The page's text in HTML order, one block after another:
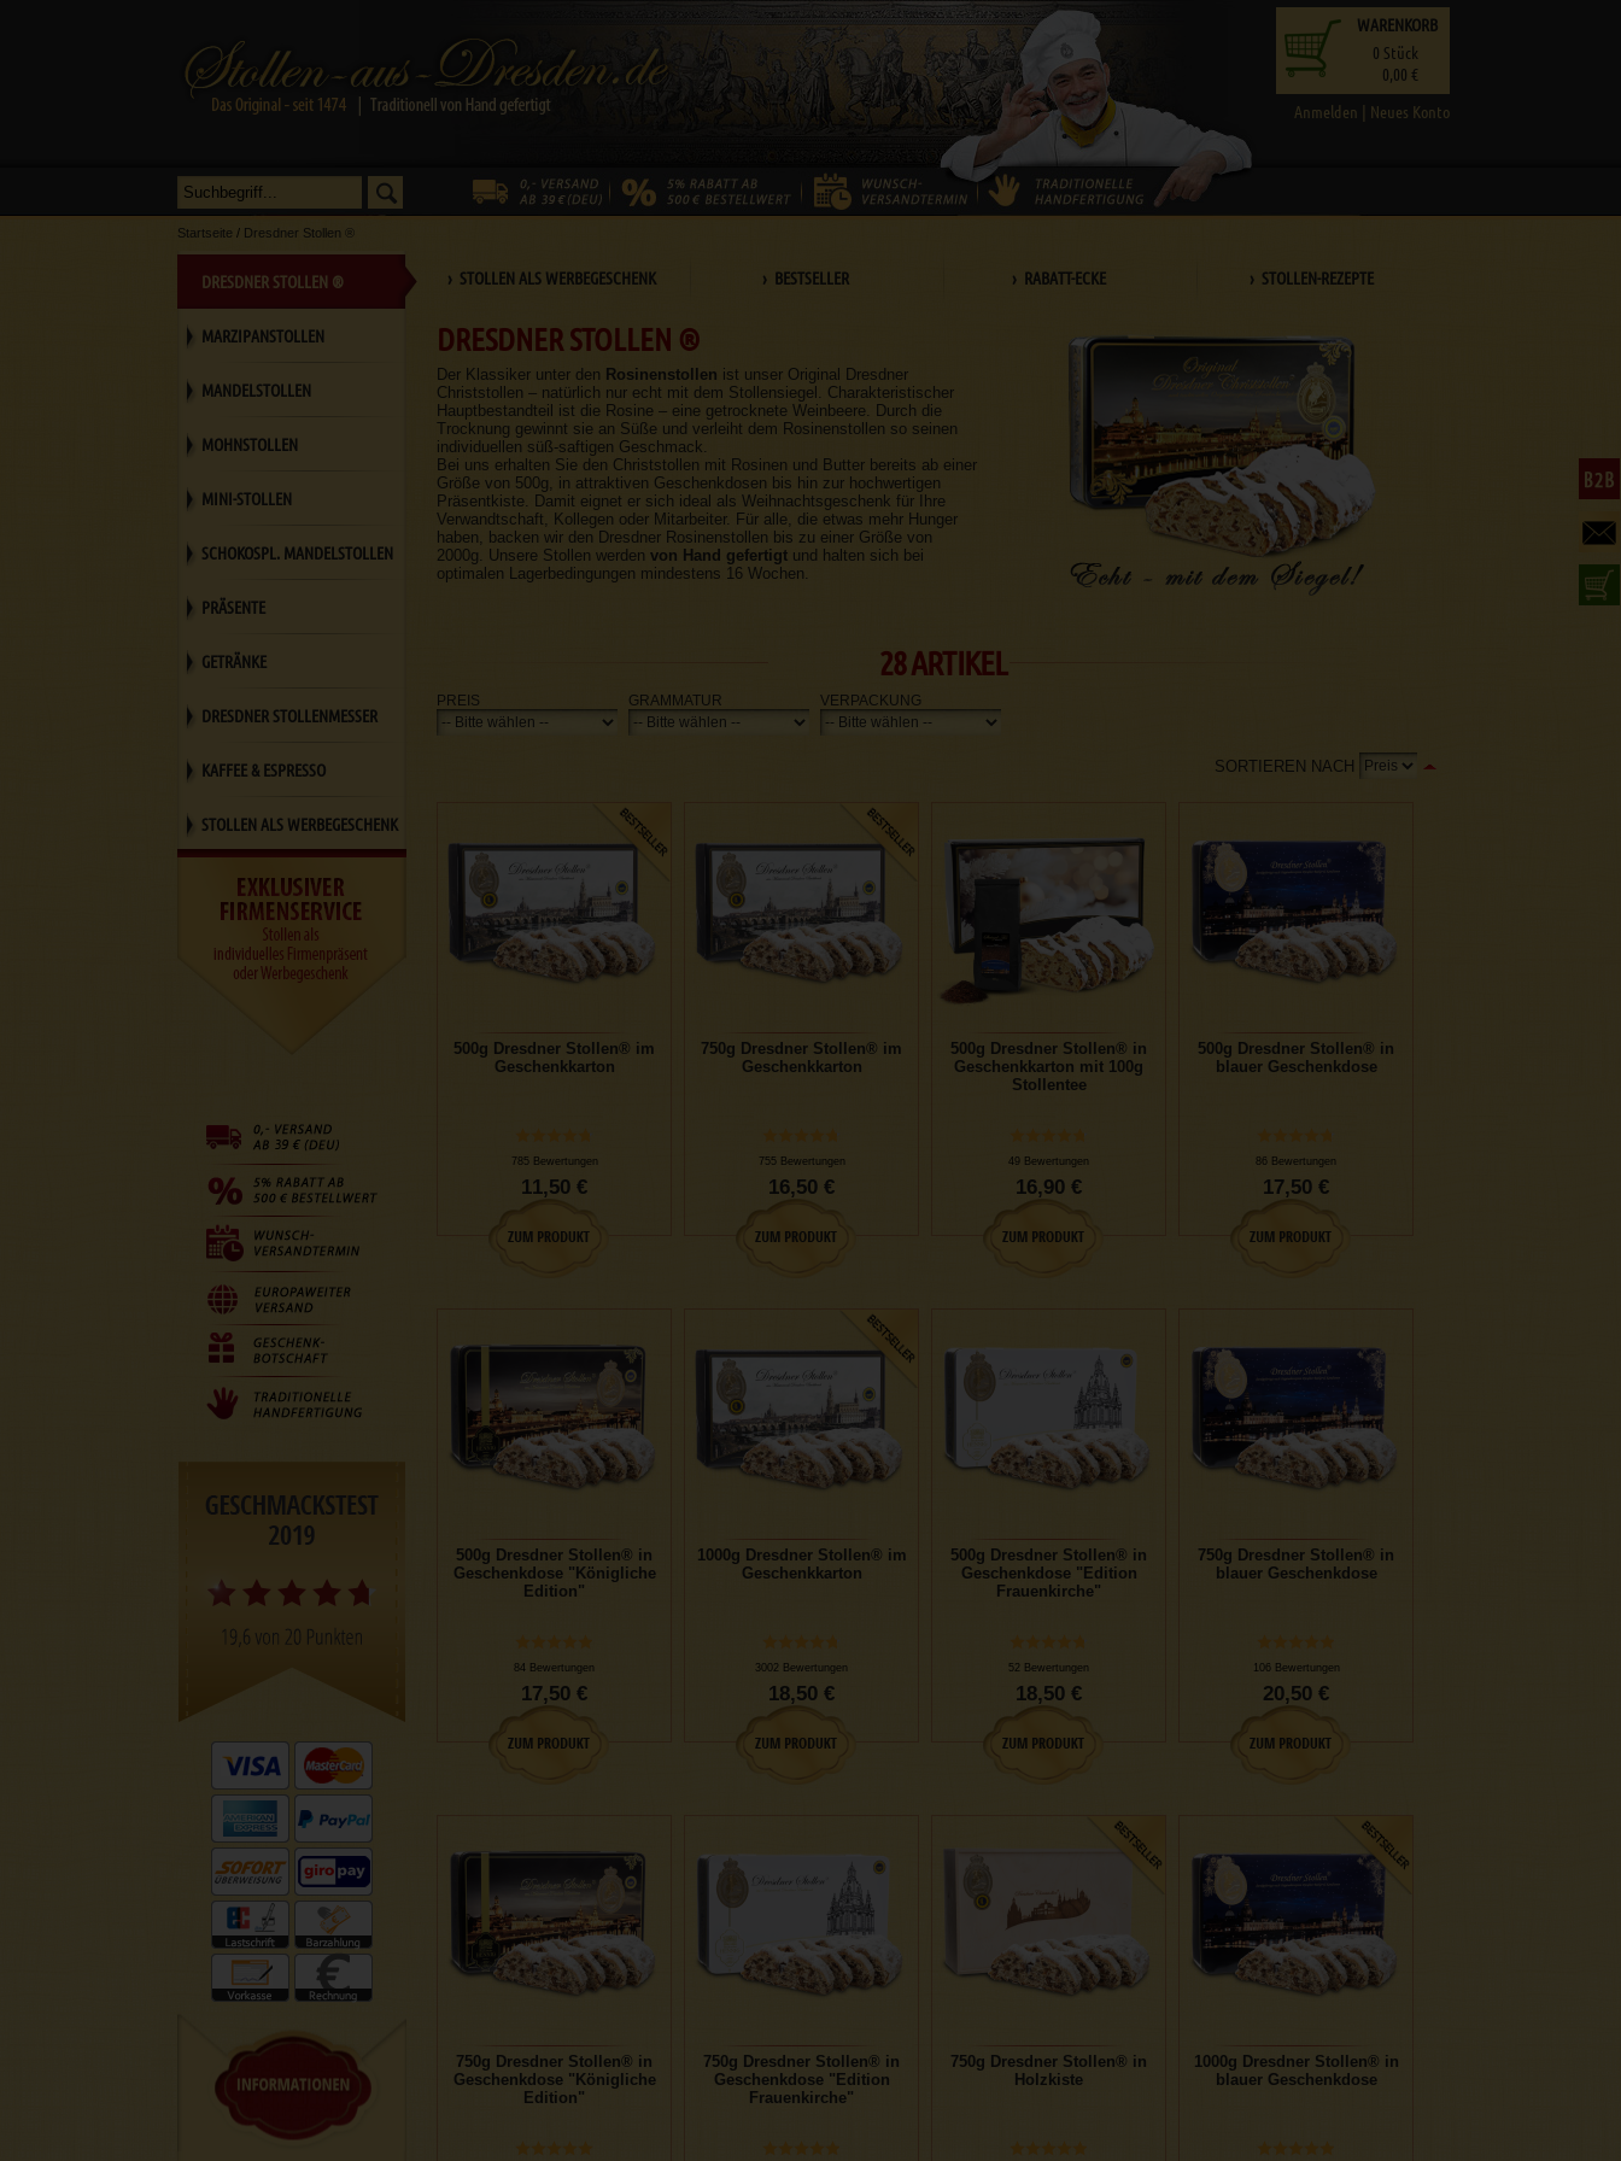
Anmelden | Neues Konto
WARENKORB
0 Stück
0,00 €
Startseite / Dresdner Stollen ®
› STOLLEN ALS WERBEGESCHENK › BESTSELLER › RABATT-ECKE › STOLLEN-REZEPTE
DRESDNER STOLLEN ®
Der Klassiker unter den Rosinenstollen ist unser Original Dresdner
Christstollen – natürlich nur echt mit dem Stollensiegel. Charakteristischer
Hauptbestandteil ist die Rosine – eine getrocknete Weinbeere. Durch die
Trocknung gewinnt sie an Süße und verleiht dem Rosinenstollen so seinen
individuellen süß-saftigen Geschmack.
Bei uns erhalten Sie den Christstollen mit Rosinen und Butter bereits ab einer
Größe von 500g, in attraktiven Geschenkdosen bis hin zur hochwertigen
Präsentkiste. Damit eignet er sich ideal als Weihnachtsgeschenk für Ihre
Verwandtschaft, Kollegen oder Mitarbeiter. Für alle, die etwas mehr Hunger
haben, backen wir den Dresdner Rosinenstollen bis zu einer Größe von
2000g. Unsere Stollen werden von Hand gefertigt und halten sich bei
optimalen Lagerbedingungen mindestens 16 Wochen.
28 ARTIKEL
PREIS GRAMMATUR VERPACKUNG
SORTIEREN NACH
500g Dresdner Stollen® im
Geschenkkarton
785 Bewertungen
11,50 €
750g Dresdner Stollen® im
Geschenkkarton
755 Bewertungen
16,50 €
500g Dresdner Stollen® in
Geschenkkarton mit 100g
Stollentee
49 Bewertungen
16,90 €
500g Dresdner Stollen® in
blauer Geschenkdose
86 Bewertungen
17,50 €
500g Dresdner Stollen® in
Geschenkdose "Königliche
Edition"
84 Bewertungen
17,50 €
1000g Dresdner Stollen® im
Geschenkkarton
3002 Bewertungen
18,50 €
500g Dresdner Stollen® in
Geschenkdose "Edition
Frauenkirche"
52 Bewertungen
18,50 €
750g Dresdner Stollen® in
blauer Geschenkdose
106 Bewertungen
20,50 €
750g Dresdner Stollen® in
Geschenkdose "Königliche
Edition"
750g Dresdner Stollen® in
Geschenkdose "Edition
Frauenkirche"
750g Dresdner Stollen® in
Holzkiste
1000g Dresdner Stollen® in
blauer Geschenkdose
DRESDNER STOLLEN ®
MARZIPANSTOLLEN
MANDELSTOLLEN
MOHNSTOLLEN
MINI-STOLLEN
SCHOKOSPL. MANDELSTOLLEN
PRÄSENTE
GETRÄNKE
DRESDNER STOLLENMESSER
KAFFEE & ESPRESSO
STOLLEN ALS WERBEGESCHENK